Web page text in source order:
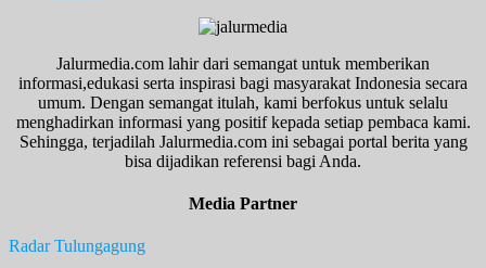
Jalurmedia.com lahir dari semangat untuk memberikan
informasi,edukasi serta inspirasi bagi masyarakat Indonesia secara
umum. Dengan semangat itulah, kami berfokus untuk selalu
menghadirkan informasi yang positif kepada setiap pembaca kami.
Sehingga, terjadilah Jalurmedia.com ini sebagai portal berita yang
bisa dijadikan referensi bagi Anda.
Media Partner
Radar Tulungagung